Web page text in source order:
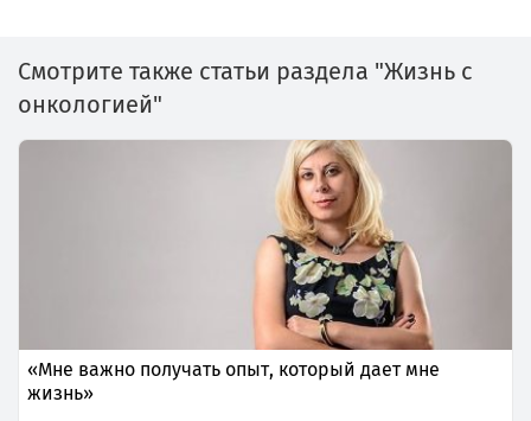
Смотрите также статьи раздела "Жизнь с
онкологией"
«Мне важно получать опыт, который дает мне
жизнь»